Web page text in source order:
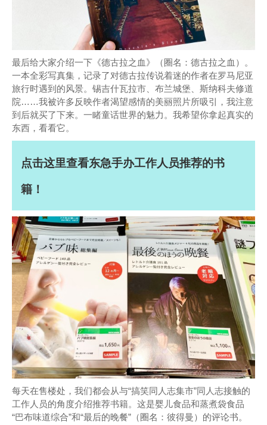
最后给大家介绍一下《德古拉之血》（圈名：德古拉之血）。
一本全彩写真集，记录了对德古拉传说着迷的作者在罗马尼亚
旅行时遇到的风景。锡吉什瓦拉市、布兰城堡、斯纳科夫修道
院……我被许多反映作者渴望感情的美丽照片所吸引，我注意
到后就买了下来。一睹童话世界的魅力。我希望你拿起真实的
东西，看看它。
点击这里查看东急手办工作人员推荐的书
籍！
每天在售楼处，我们都会从与“搞笑同人志集市”同人志接触的
工作人员的角度介绍推荐书籍。这是婴儿食品和蒸煮袋食品
“巴布味道综合”和“最后的晚餐”（圈名：彼得曼）的评论书。